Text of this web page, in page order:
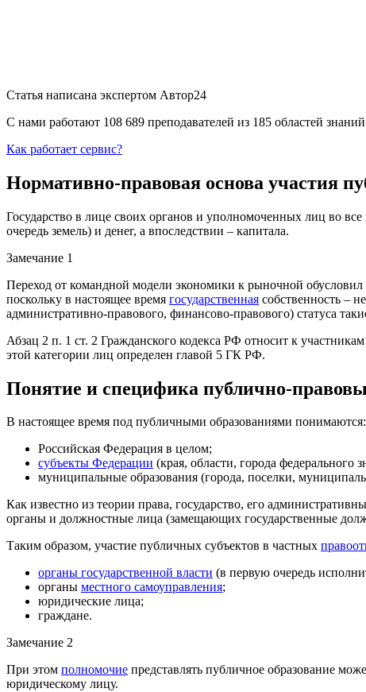
Статья написана экспертом Автор24
С нами работают 108 689 преподавателей из 185 областей
Как работает сервис?
Нормативно-правовая основа участия
Государство в лице своих органов и уполномоченных лиц во
очередь земель) и денег, а впоследствии – капитала.
Замечание 1
Переход от командной модели экономики к рыночной
поскольку в настоящее время государственная собственность –
административно-правового, финансово-правового) статуса
Абзац 2 п. 1 ст. 2 Гражданского кодекса РФ относит к
этой категории лиц определен главой 5 ГК РФ.
Понятие и специфика публично-
В настоящее время под публичными образованиями понимаются:
Российская Федерация в целом;
субъекты Федерации (края, области, города федерального
муниципальные образования (города, поселки,
Как известно из теории права, государство, его
органы и должностные лица (замещающих государственные
Таким образом, участие публичных субъектов в частных
органы государственной власти (в первую очередь
органы местного самоуправления;
юридические лица;
граждане.
Замечание 2
При этом полномочие представлять публичное образование
юридическому лицу.